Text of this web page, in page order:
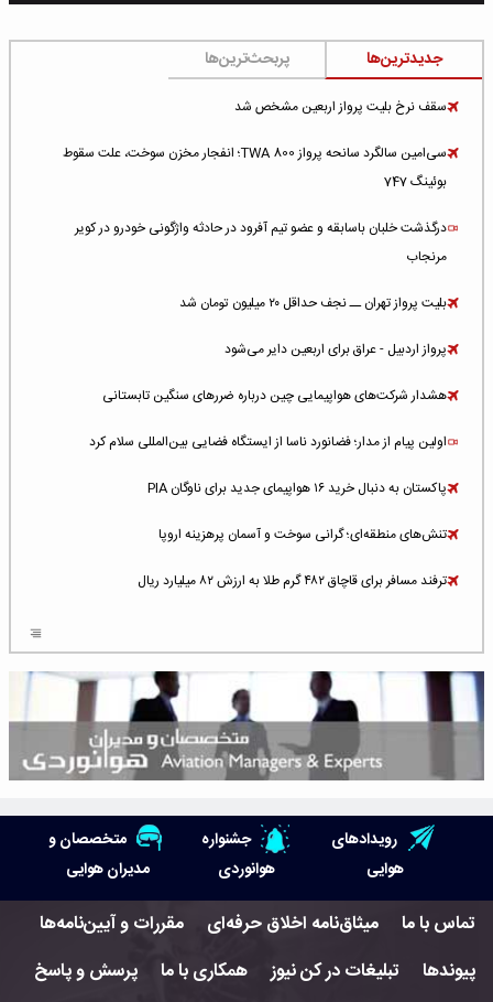
جدیدترین‌ها پربحث‌ترین‌ها
سقف نرخ بلیت پرواز اربعین مشخص شد
سی‌امین سالگرد سانحه پرواز TWA 800؛ انفجار مخزن سوخت، علت سقوط
بوئینگ 747
درگذشت خلبان باسابقه و عضو تیم آفرود در حادثه واژگونی خودرو در کویر
مرنجاب
بلیت پرواز تهران ــ نجف حداقل ۲۰ میلیون تومان شد
پرواز اردبیل - عراق برای اربعین دایر می‌شود
هشدار شرکت‌های هواپیمایی چین درباره ضررهای سنگین تابستانی
اولین پیام از مدار؛ فضانورد ناسا از ایستگاه فضایی بین‌المللی سلام کرد
پاکستان به دنبال خرید ۱۶ هواپیمای جدید برای ناوگان PIA
تنش‌های منطقه‌ای؛ گرانی سوخت و آسمان پرهزینه اروپا
ترفند مسافر برای قاچاق ۴۸۲ گرم طلا به ارزش ۸۲ میلیارد ریال
شلوغ‌ترین فرودگاه‌های اروپا در ۲۰۲۵: لندن، استانبول و پاریس
پخش زنده پرواز سیزدهم موشک استارشیپ اسپیس‌ایکس [جمعه ساعت ۰۱:۴۵]
هوش مصنوعی وارد تعمیر و بازرسی موتورهای هواپیما شد
حمله هوایی به تأسیسات فرودگاه سمنان
استخدام در صنعت هوانوردی کانادا با آموزش رایگان و حقوق ۱۲۷ هزار دلاری
رویدادهای
هوایی
جشنواره
هوانوردی
متخصصان و
مدیران هوایی
تماس با ما میثاق‌نامه اخلاق حرفه‌ای
مقررات و آیین‌نامه‌ها
پیوندها
تبلیغات در کن نیوز همکاری با ما پرسش و پاسخ